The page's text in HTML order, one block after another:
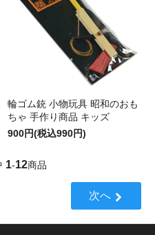
輪ゴム銃 小物玩具 昭和のおも
ちゃ 手作り商品 キッズ
900円(税込990円)
1-12商品
次へ